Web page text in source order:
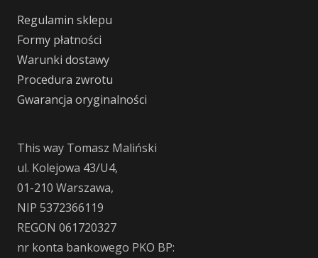
Regulamin sklepu
Formy płatności
Warunki dostawy
Procedura zwrotu
Gwarancja oryginalności
This way Tomasz Maliński
ul. Kolejowa 43/U4,
01-210 Warszawa,
NIP 5372366119
REGON 061720327
nr konta bankowego PKO BP: